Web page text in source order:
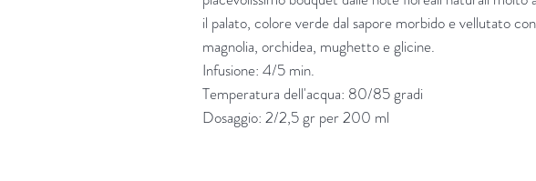
il palato, colore verde dal sapore morbido e vellutato
magnolia, orchidea, mughetto e glicine.
Infusione: 4/5 min.
Temperatura dell'acqua: 80/85 gradi
Dosaggio: 2/2,5 gr per 200 ml